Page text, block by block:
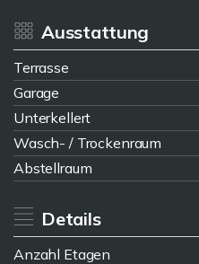
Ausstattung
Terrasse
Garage
Unterkellert
Wasch- / Trockenraum
Abstellraum
Details
Anzahl Etagen